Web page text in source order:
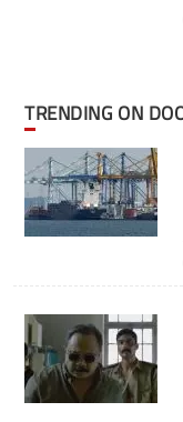
TRENDING ON